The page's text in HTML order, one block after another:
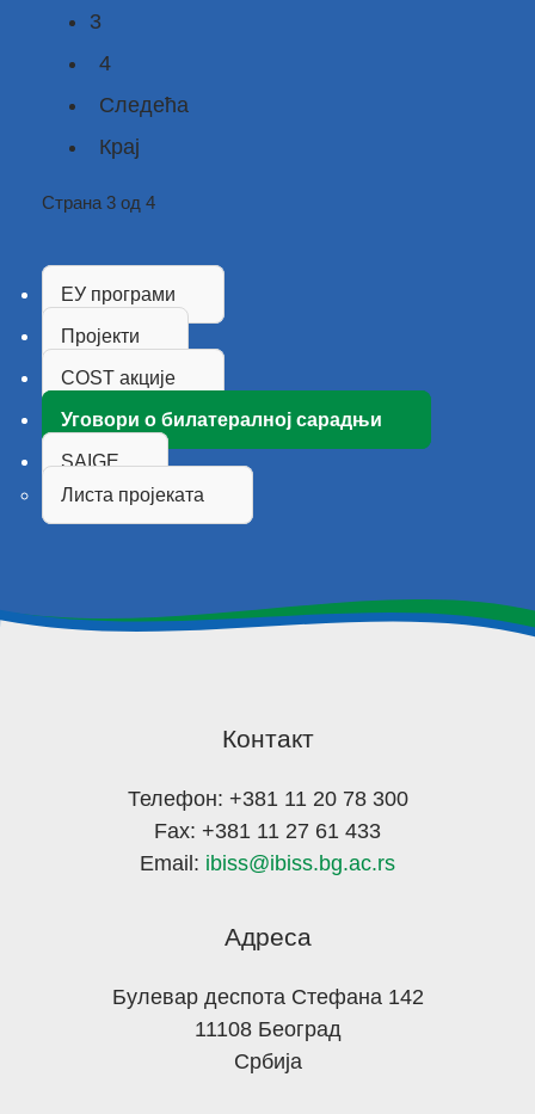
3
4
Следећа
Крај
Страна 3 од 4
ЕУ програми
Пројекти
COST акције
Уговори о билатералној сарадњи
SAIGE
Листа пројеката
Контакт
Телефон: +381 11 20 78 300
Fax: +381 11 27 61 433
Email: ibiss@ibiss.bg.ac.rs
Адреса
Булевар деспота Стефана 142
11108 Београд
Србија